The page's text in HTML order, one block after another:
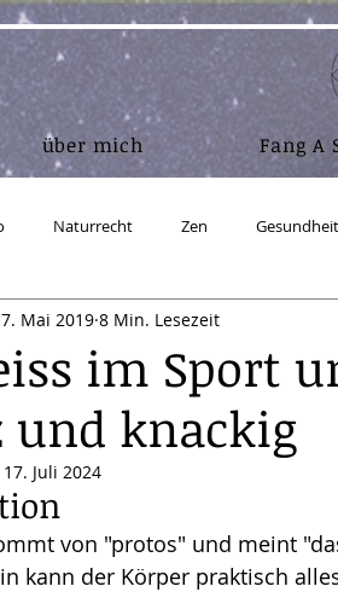
über mich Fang A
Naturrecht Zen Gesundheit
Körper Nahrung und Atem
Form Aufbau Realität Physik
im Sport
und knackig
7. Mai 2019 8 Min. Lesezeit
17. Juli 2024
von "protos" und meint
kann der Körper praktisch